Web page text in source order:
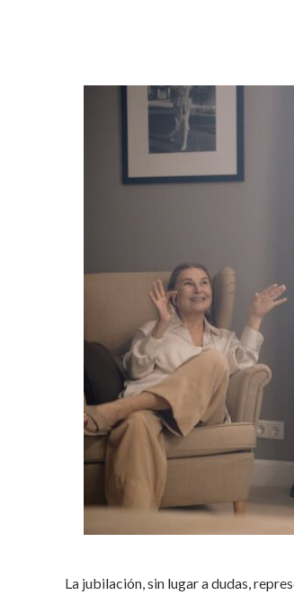
La jubilación, sin lugar a dudas,